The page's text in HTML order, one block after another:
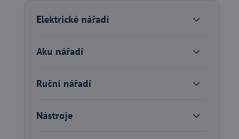
Elektrické nářadí
Aku nářadí
Ruční nářadí
Nástroje